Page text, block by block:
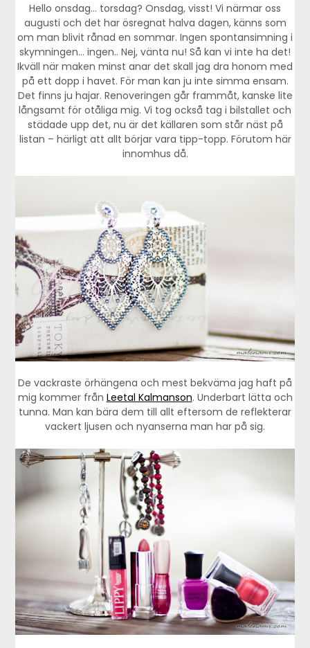
Hello onsdag… torsdag? Onsdag, visst! Vi närmar oss
augusti och det har ösregnat halva dagen, känns som
om man blivit rånad en sommar. Ingen spontansimning i
skymningen… ingen.. Nej, vänta nu! Så kan vi inte ha det!
Ikväll när maken minst anar det skall jag dra honom med
på ett dopp i havet. För man kan ju inte simma ensam.
Det finns ju hajar. Renoveringen går frammåt, kanske lite
långsamt för otåliga mig. Vi tog också tag i bilstallet och
städade upp det, nu är det källaren som står näst på
listan – härligt att allt börjar vara tipp-topp. Förutom här
innomhus då.
De vackraste örhängena och mest bekväma jag haft på
mig kommer från Leetal Kalmanson. Underbart lätta och
tunna. Man kan bära dem till allt eftersom de reflekterar
vackert ljusen och nyanserna man har på sig.